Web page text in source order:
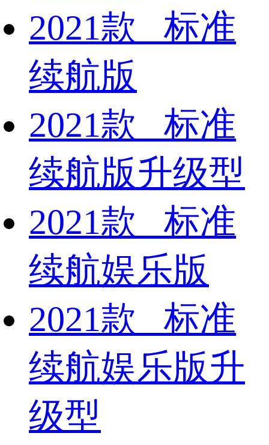
2021款 标准
续航版
2021款 标准
续航版升级型
2021款 标准
续航娱乐版
2021款 标准
续航娱乐版升
级型